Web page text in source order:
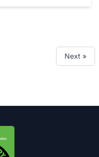
Next »